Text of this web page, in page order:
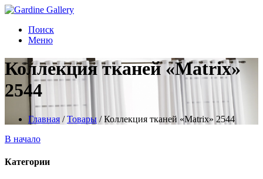
Поиск
Меню
Коллекция тканей «Matrix»
2544
Главная /Товары /Коллекция тканей «Matrix» 2544
В начало
Категории